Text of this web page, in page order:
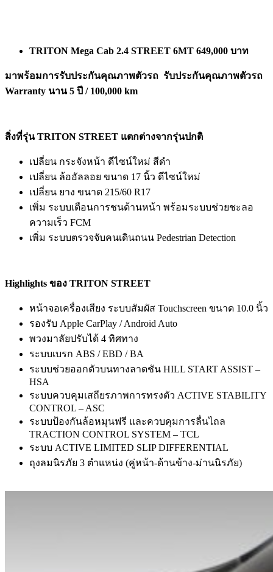
TRITON Mega Cab 2.4 STREET 6MT 649,000 บาท
มาพร้อมการรับประกันคุณภาพตัวรถ รับประกันคุณภาพตัวรถ
Warranty นาน 5 ปี / 100,000 km
สิ่งที่รุ่น TRITON STREET แตกต่างจากรุ่นปกติ
เปลี่ยน กระจังหน้า ดีไซน์ใหม่ สีดำ
เปลี่ยน ล้ออัลลอย ขนาด 17 นิ้ว ดีไซน์ใหม่
เปลี่ยน ยาง ขนาด 215/60 R17
เพิ่ม ระบบเตือนการชนด้านหน้า พร้อมระบบช่วยชะลอ
ความเร็ว FCM
เพิ่ม ระบบตรวจจับคนเดินถนน Pedestrian Detection
Highlights ของ TRITON STREET
หน้าจอเครื่องเสียง ระบบสัมผัส Touchscreen ขนาด 10.0 นิ้ว
รองรับ Apple CarPlay / Android Auto
พวงมาลัยปรับได้ 4 ทิศทาง
ระบบเบรก ABS / EBD / BA
ระบบช่วยออกตัวบนทางลาดชัน HILL START ASSIST –
HSA
ระบบควบคุมเสถียรภาพการทรงตัว ACTIVE STABILITY
CONTROL – ASC
ระบบป้องกันล้อหมุนฟรี และควบคุมการลื่นไถล
TRACTION CONTROL SYSTEM – TCL
ระบบ ACTIVE LIMITED SLIP DIFFERENTIAL
ถุงลมนิรภัย 3 ตำแหน่ง (คู่หน้า-ด้านข้าง-ม่านนิรภัย)